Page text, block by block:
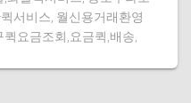
서비스, 월신용거래환영
요금조회,요금퀵,배송,